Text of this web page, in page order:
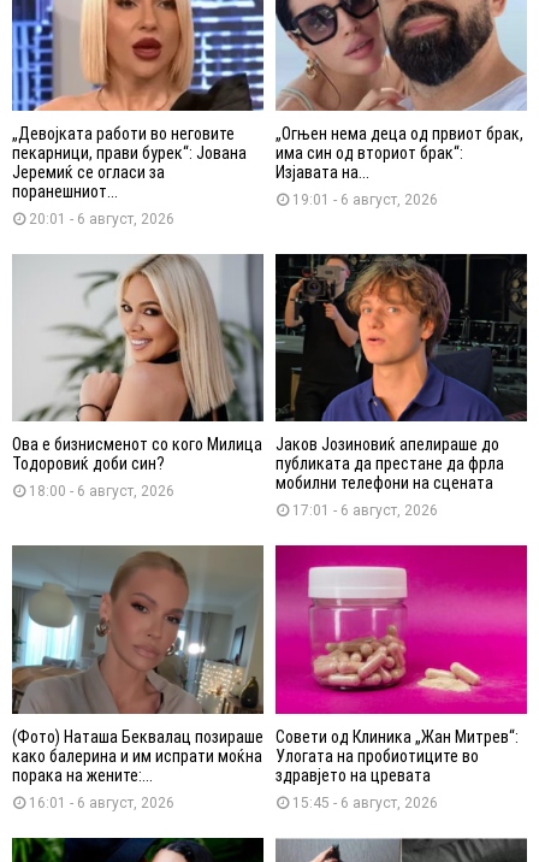
„Девојката работи во неговите
пекарници, прави бурек“: Јована
Јеремиќ се огласи за
поранешниот...
20:01 - 6 август, 2026
„Огњен нема деца од првиот брак,
има син од вториот брак“:
Изјавата на...
19:01 - 6 август, 2026
Ова е бизнисменот со кого Милица
Тодоровиќ доби син?
18:00 - 6 август, 2026
Јаков Јозиновиќ апелираше до
публиката да престане да фрла
мобилни телефони на сцената
17:01 - 6 август, 2026
(Фото) Наташа Беквалац позираше
како балерина и им испрати моќна
порака на жените:...
16:01 - 6 август, 2026
Совети од Клиника „Жан Митрев“:
Улогата на пробиотиците во
здравјето на цревата
15:45 - 6 август, 2026